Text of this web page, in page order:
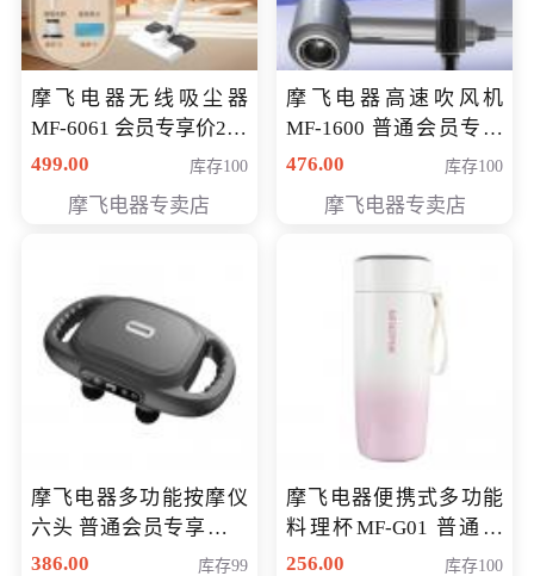
摩飞电器无线吸尘器
MF-6061 会员专享价299
元
499.00 库存100
摩飞电器专卖店
摩飞电器高速吹风机
MF-1600 普通会员专享
价298元
476.00 库存100
摩飞电器专卖店
摩飞电器多功能按摩仪
六头 普通会员专享价格
199元
386.00 库存99
摩飞电器便携式多功能
料理杯MF-G01 普通会
员专享价格128元
256.00 库存100